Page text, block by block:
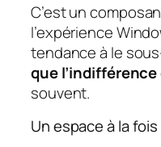
C’est un
l’expérience
tendance à le
que
souvent.
Un espace à la